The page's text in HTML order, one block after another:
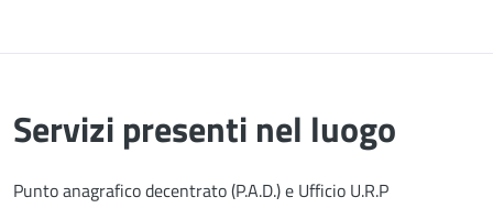
Servizi presenti nel luogo
Punto anagrafico decentrato (P.A.D.) e Ufficio U.R.P